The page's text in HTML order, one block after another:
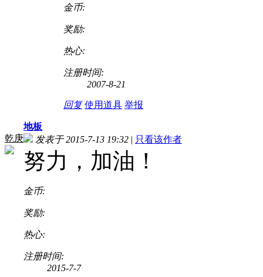
金币:
奖励:
热心:
注册时间:
2007-8-21
回复 使用道具 举报
乾庚
地板
发表于 2015-7-13 19:32 | 只看该作者
努力，加油！
金币:
奖励:
热心:
注册时间:
2015-7-7